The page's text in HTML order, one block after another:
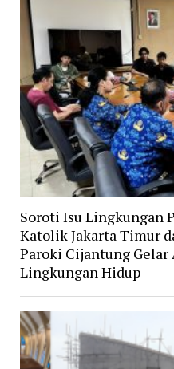
Soroti Isu Lingkungan
Katolik Jakarta Timur
Paroki Cijantung
Lingkungan Hidup